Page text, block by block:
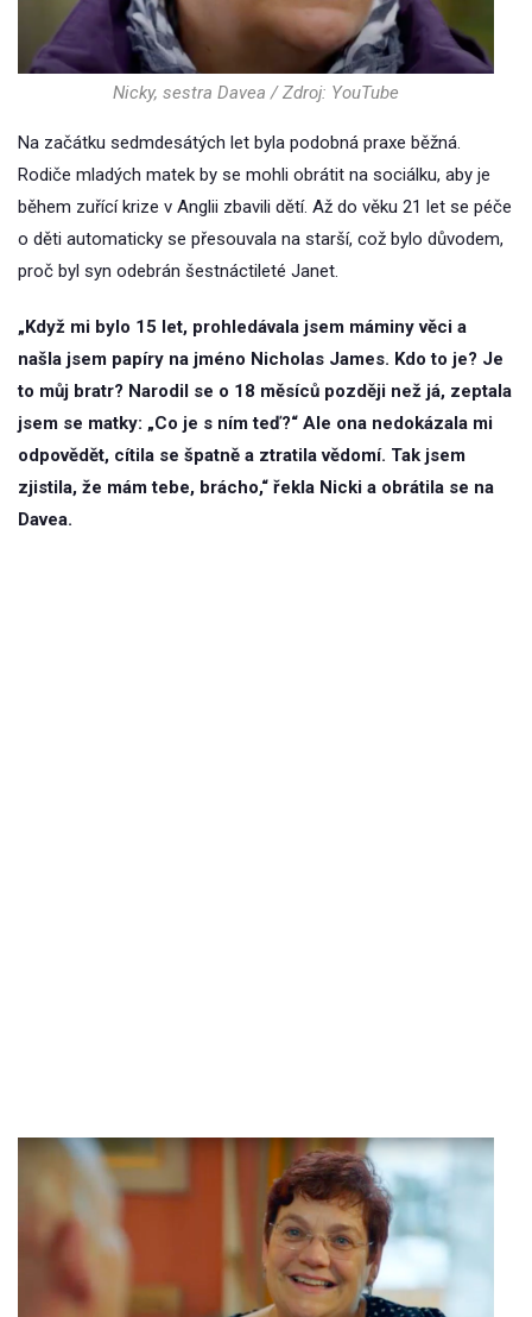
Nicky, sestra Davea / Zdroj: YouTube
Na začátku sedmdesátých let byla podobná praxe běžná.
Rodiče mladých matek by se mohli obrátit na sociálku, aby je
během zuřící krize v Anglii zbavili dětí. Až do věku 21 let se péče
o děti automaticky se přesouvala na starší, což bylo důvodem,
proč byl syn odebrán šestnáctileté Janet.
„Když mi bylo 15 let, prohledávala jsem máminy věci a
našla jsem papíry na jméno Nicholas James. Kdo to je? Je
to můj bratr? Narodil se o 18 měsíců později než já, zeptala
jsem se matky: „Co je s ním teď?“ Ale ona nedokázala mi
odpovědět, cítila se špatně a ztratila vědomí. Tak jsem
zjistila, že mám tebe, brácho,“ řekla Nicki a obrátila se na
Davea.